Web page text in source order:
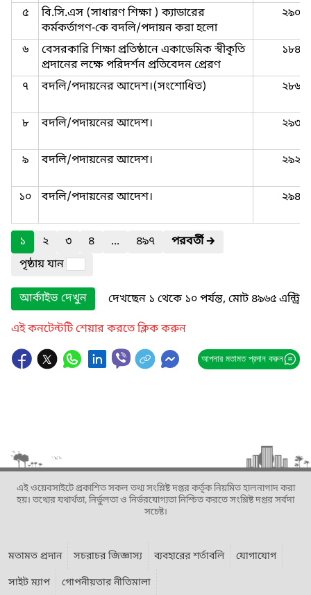
৫
বি.সি.এস (সাধারণ শিক্ষা ) ক্যাডারের
কর্মকর্তাগণ-কে বদলি/পদায়ন করা হলো
২৯০
৬
বেসরকারি শিক্ষা প্রতিষ্ঠানে একাডেমিক স্বীকৃতি
প্রদানের লক্ষে পরিদর্শন প্রতিবেদন প্রেরণ
১৮৪
৭ বদলি/পদায়নের আদেশ।(সংশোধিত) ২৮৬
৮ বদলি/পদায়নের আদেশ। ২৯৩
৯ বদলি/পদায়নের আদেশ। ২৯২
১০ বদলি/পদায়নের আদেশ। ২৯৪
১ ২ ৩ ৪ ... ৪৯৭ পরবর্তী🡲
পৃষ্ঠায় যান
আর্কাইভ দেখুন
দেখছেন ১ থেকে ১০ পর্যন্ত, মোট ৪৯৬৫ এন্ট্রি
এই কনটেন্টটি শেয়ার করতে ক্লিক করুন
আপনার মতামত প্রদান করুন
এই ওয়েবসাইটে প্রকাশিত সকল তথ্য সংশ্লিষ্ট দপ্তর কর্তৃক নিয়মিত হালনাগাদ করা
হয়। তথ্যের যথার্থতা, নির্ভুলতা ও নির্ভরযোগ্যতা নিশ্চিত করতে সংশ্লিষ্ট দপ্তর সর্বদা
সচেষ্ট।
মতামত প্রদান সচরাচর জিজ্ঞাস্য ব্যবহারের শর্তাবলি
যোগাযোগ
সাইট ম্যাপ
গোপনীয়তার নীতিমালা